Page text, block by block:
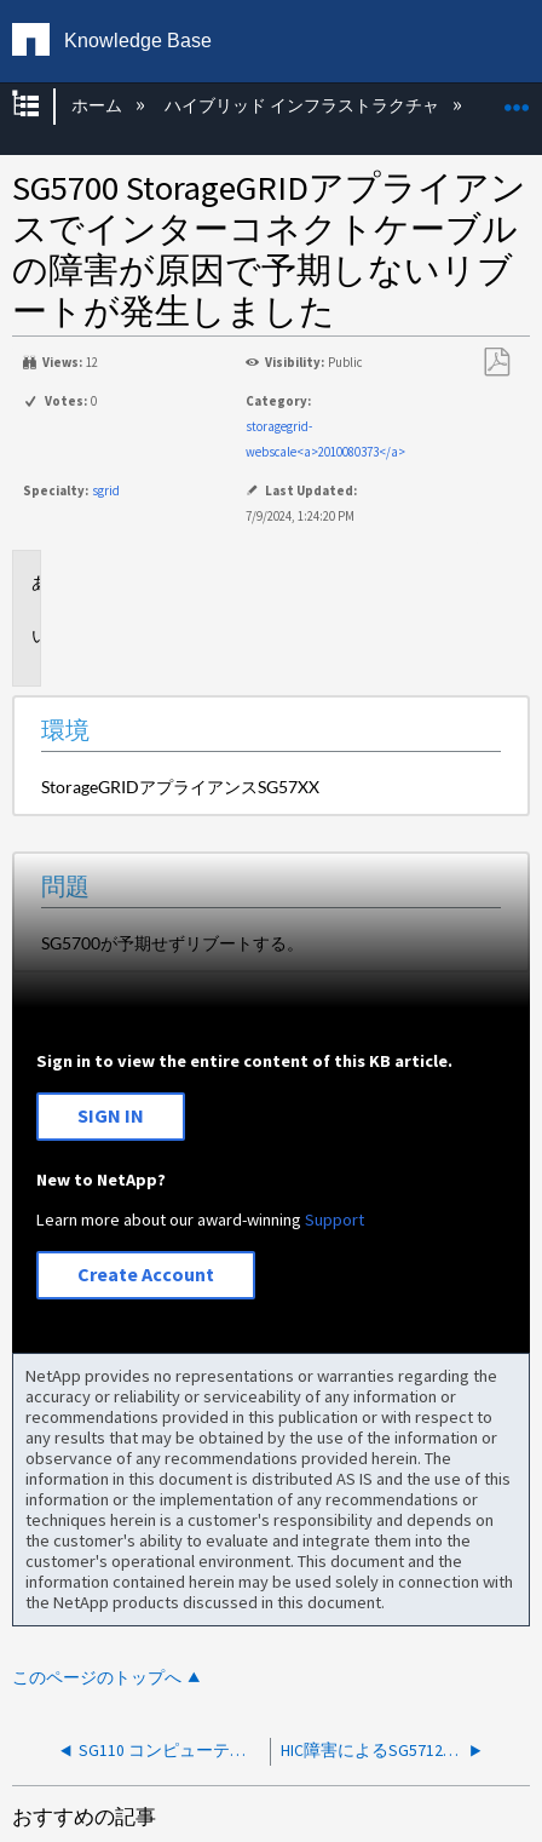
Knowledge Base
グローバル階層を展開/折りたたむ
ホーム ハイブリッド インフラストラクチャ
SG5700 StorageGRIDアプライアン
スでインターコネクトケーブル
の障害が原因で予期しないリブ
ートが発生しました
Views: 12 Visibility: Public
Votes: 0
Category:
storagegrid-
webscale<a>2010080373</a>
Specialty: sgrid
Last Updated:
7/9/2024, 1:24:20 PM
環境
StorageGRIDアプライアンスSG57XX
問題
SG5700が予期せずリブートする。
Sign in to view the entire content of this KB article.
SIGN IN
New to NetApp?
Learn more about our award-winningSupport
Create Account
NetApp provides no representations or warranties regarding the
accuracy or reliability or serviceability of any information or
recommendations provided in this publication or with respect to
any results that may be obtained by the use of the information or
observance of any recommendations provided herein. The
information in this document is distributed AS IS and the use of this
information or the implementation of any recommendations or
techniques herein is a customer's responsibility and depends on
the customer's ability to evaluate and integrate them into the
customer's operational environment. This document and the
information contained herein may be used solely in connection with
the NetApp products discussed in this document.
このページのトップへ
SG110 コンピューティング コントローラーのリブート ループ（インストール前） HIC障害によるSG5712の予期しないリブート
おすすめの記事